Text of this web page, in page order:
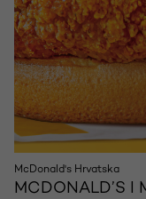
McDonald's Hrvatska
MCDONALD’S I